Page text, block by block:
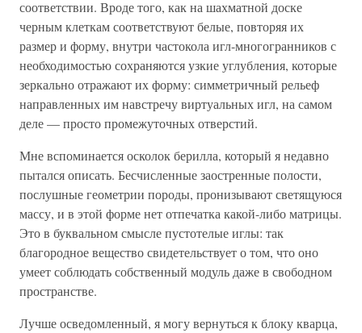
соответствии. Вроде того, как на шахматной доске
черным клеткам соответствуют белые, повторяя их
размер и форму, внутри частокола игл-многогранников с
необходимостью сохраняются узкие углубления, которые
зеркально отражают их форму: симметричный рельеф
направленных им навстречу виртуальных игл, на самом
деле — просто промежуточных отверстий.
Мне вспоминается осколок берилла, который я недавно
пытался описать. Бесчисленные заостренные полости,
послушные геометрии породы, пронизывают светящуюся
массу, и в этой форме нет отпечатка какой-либо матрицы.
Это в буквальном смысле пустотелые иглы: так
благородное вещество свидетельствует о том, что оно
умеет соблюдать собственный модуль даже в свободном
пространстве.
Лучше осведомленный, я могу вернуться к блоку кварца,